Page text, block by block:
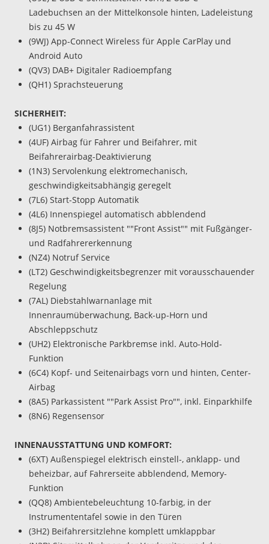
Ladebuchsen an der Mittelkonsole hinten, Ladeleistung
bis zu 45 W
(9WJ) App-Connect Wireless für Apple CarPlay und
Android Auto
(QV3) DAB+ Digitaler Radioempfang
(QH1) Sprachsteuerung
SICHERHEIT:
(UG1) Berganfahrassistent
(4UF) Airbag für Fahrer und Beifahrer, mit
Beifahrerairbag-Deaktivierung
(1N3) Servolenkung elektromechanisch,
geschwindigkeitsabhängig geregelt
(7L6) Start-Stopp Automatik
(4L6) Innenspiegel automatisch abblendend
(8J5) Notbremsassistent ""Front Assist"" mit Fußgänger-
und Radfahrererkennung
(NZ4) Notruf Service
(LT2) Geschwindigkeitsbegrenzer mit vorausschauender
Regelung
(7AL) Diebstahlwarnanlage mit
Innenraumüberwachung, Back-up-Horn und
Abschleppschutz
(UH2) Elektronische Parkbremse inkl. Auto-Hold-
Funktion
(6C4) Kopf- und Seitenairbags vorn und hinten, Center-
Airbag
(8A5) Parkassistent ""Park Assist Pro"", inkl. Einparkhilfe
(8N6) Regensensor
INNENAUSSTATTUNG UND KOMFORT:
(6XT) Außenspiegel elektrisch einstell-, anklapp- und
beheizbar, auf Fahrerseite abblendend, Memory-
Funktion
(QQ8) Ambientebeleuchtung 10-farbig, in der
Instrumententafel sowie in den Türen
(3H2) Beifahrersitzlehne komplett umklappbar